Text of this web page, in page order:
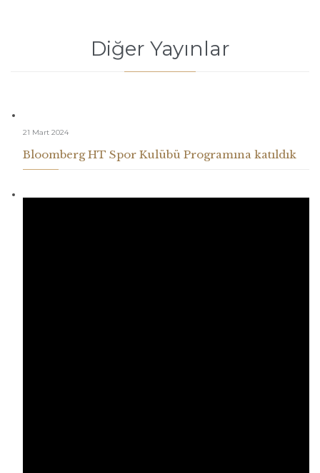
Diğer Yayınlar
21 Mart 2024
Bloomberg HT Spor Kulübü Programına katıldık